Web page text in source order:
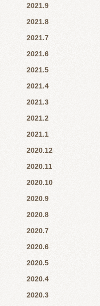
2021.9
2021.8
2021.7
2021.6
2021.5
2021.4
2021.3
2021.2
2021.1
2020.12
2020.11
2020.10
2020.9
2020.8
2020.7
2020.6
2020.5
2020.4
2020.3